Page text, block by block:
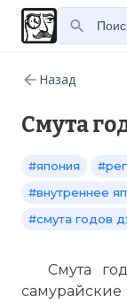
Назад
Смута
#япония
#внутреннее
#смута годов
Смута
самурайские